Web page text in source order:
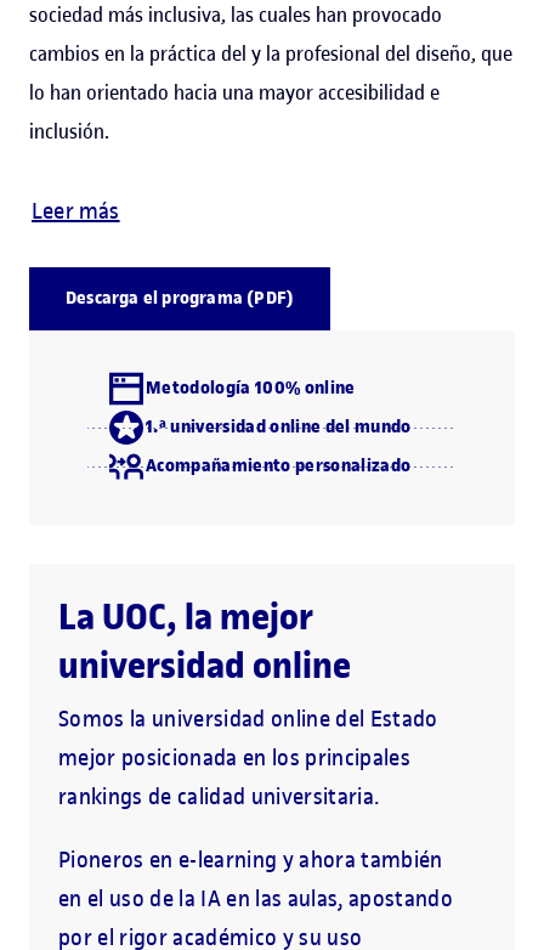
sociedad más inclusiva, las cuales han provocado
cambios en la práctica del y la profesional del diseño, que
lo han orientado hacia una mayor accesibilidad e
inclusión.
Leer más
Descarga el programa (PDF)
Metodología 100% online
1.ª universidad online del mundo
Acompañamiento personalizado
La UOC, la mejor
universidad online
Somos la universidad online del Estado
mejor posicionada en los principales
rankings de calidad universitaria.
Pioneros en e-learning y ahora también
en el uso de la IA en las aulas, apostando
por el rigor académico y su uso